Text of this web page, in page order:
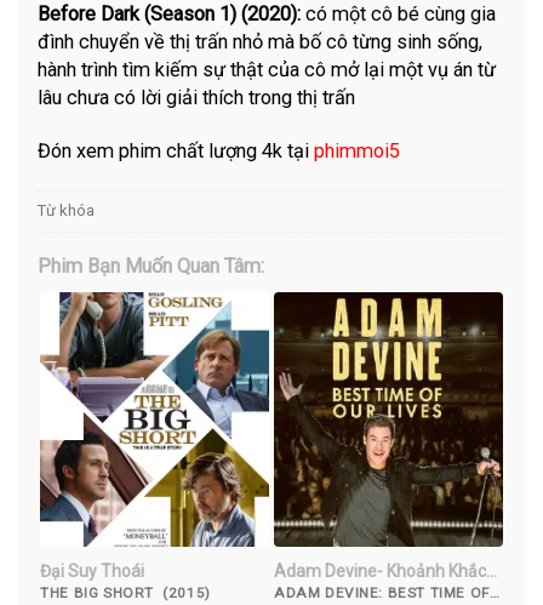
Before Dark (Season 1) (2020):có một cô bé cùng gia
đình chuyển về thị trấn nhỏ mà bố cô từng sinh sống,
hành trình tìm kiếm sự thật của cô mở lại một vụ án từ
lâu chưa có lời giải thích trong thị trấn
Đón xem phim chất lượng 4k tạiphimmoi5
Từ khóa
Phim Bạn Muốn Quan Tâm:
Đại Suy Thoái
THE BIG SHORT (2015)
Adam Devine- Khoảnh Khắc
Tuyệt Vời Nhất
ADAM DEVINE: BEST TIME OF